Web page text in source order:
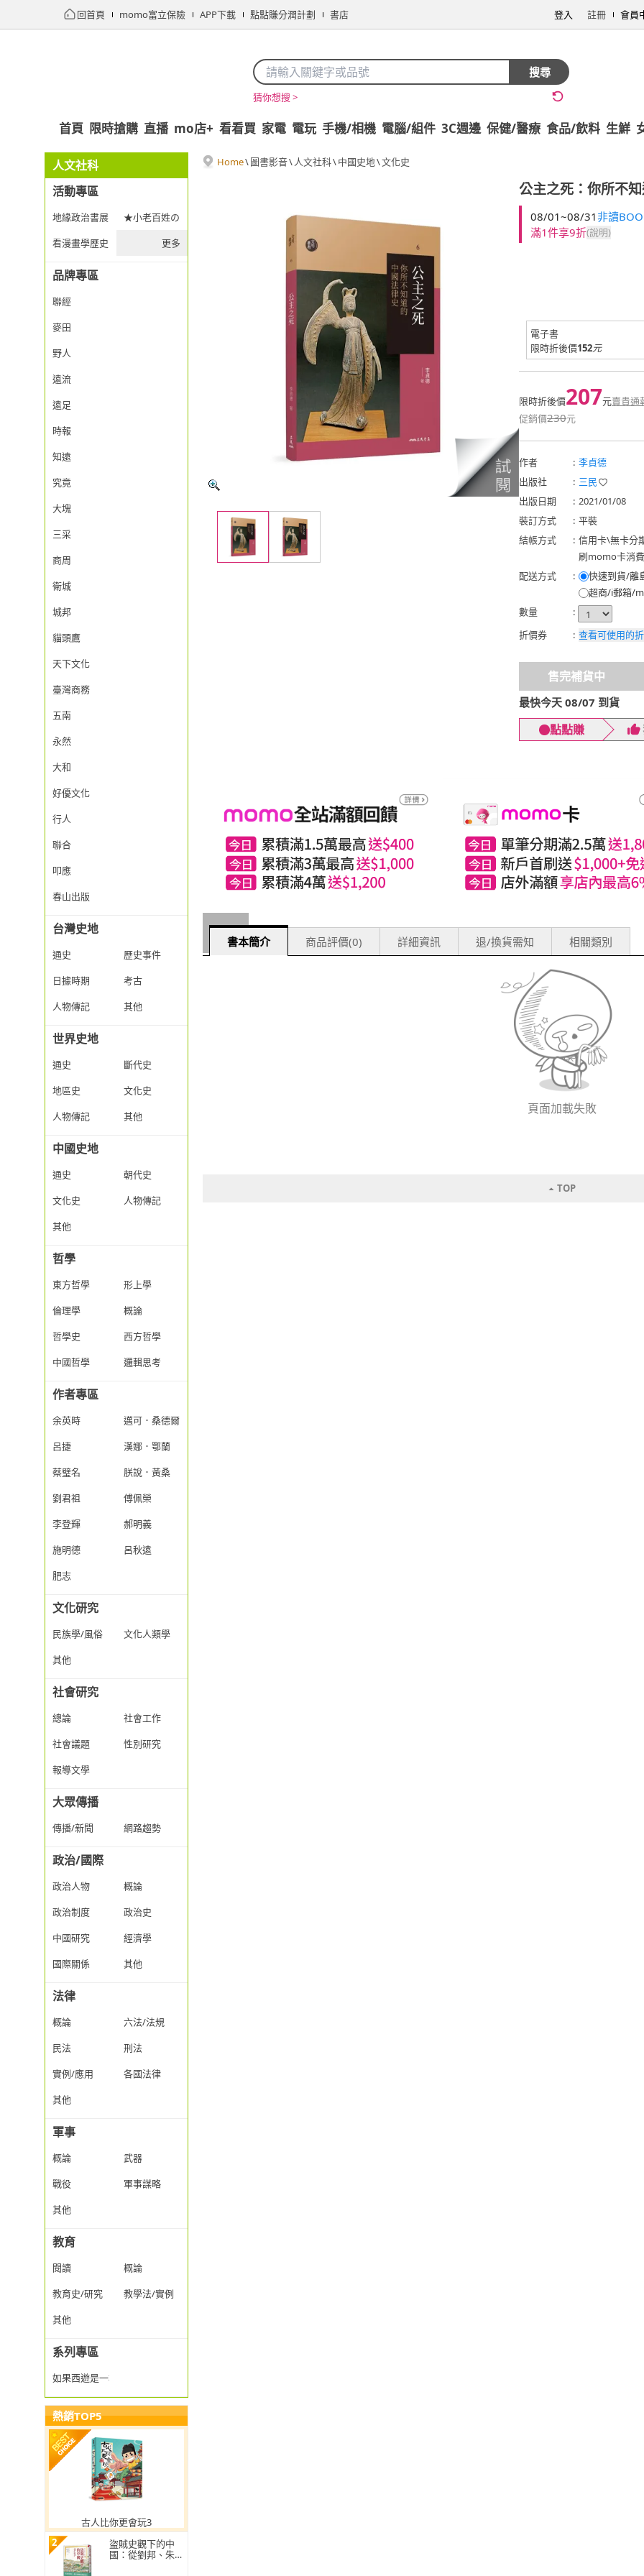
回首頁 momo富立保險 APP下載 點點賺分潤計劃 書店 登入 註冊 會員
搜尋
猜你想搜 >
首頁 限時搶購 直播 mo店+ 看看買 家電 電玩 手機/相機 電腦/組件 3C週邊 保健/醫療 食品/飲料 生鮮
人文社科
活動專區
地緣政治書展
★小老百姓の民防生存課★
看漫畫學歷史
更多
品牌專區
聯經
麥田
野人
遠流
遠足
時報
知遠
究竟
大塊
三采
商周
衛城
城邦
貓頭鷹
天下文化
臺灣商務
五南
永然
大和
好優文化
行人
聯合
叩應
春山出版
台灣史地
通史
歷史事件
日據時期
考古
人物傳記
其他
世界史地
通史
斷代史
地區史
文化史
人物傳記
其他
中國史地
通史
朝代史
文化史
人物傳記
其他
哲學
東方哲學
形上學
倫理學
概論
哲學史
西方哲學
中國哲學
邏輯思考
作者專區
余英時
邁可．桑德爾
呂捷
漢娜．鄂蘭
蔡璧名
朕說．黃桑
劉君祖
傅佩榮
李登輝
郝明義
施明德
呂秋遠
肥志
文化研究
民族學/風俗
文化人類學
其他
社會研究
總論
社會工作
社會議題
性別研究
報導文學
大眾傳播
傳播/新聞 網路趨勢
政治/國際
政治人物
概論
政治制度
政治史
中國研究
經濟學
國際關係
其他
法律
概論
六法/法規
民法
刑法
實例/應用
各國法律
其他
軍事
概論
武器
戰役
軍事謀略
其他
教育
閱讀
概論
教育史/研究
教學法/實例
其他
系列專區
如果西遊是一群喵
熱銷TOP5
古人比你更會玩3
2
盜賊史觀下的中
國：從劉邦、朱元
Home\圖書影音\人文社科\中國史地\文化史
公主之死：你所不
08/01~08/31非讀
滿1件享9折(說明)
電子書
限時折後價152元
限時折後價207元賣貴通
促銷價230元
作者 : 李貞德
出版社
: 三民
出版日期
: 2021/01/08
裝訂方式
: 平裝
結帳方式
: 信用卡\無卡分
刷momo卡消
配送方式
: 快速到貨/離
超商/i郵箱/
數量
:
折價券
: 查看可使用的
售完補貨中
最快今天 08/07 到貨
點點賺
書本簡介 商品評價(0) 詳細資訊 退/換貨需知 相關類別
頁面加載失敗
TOP